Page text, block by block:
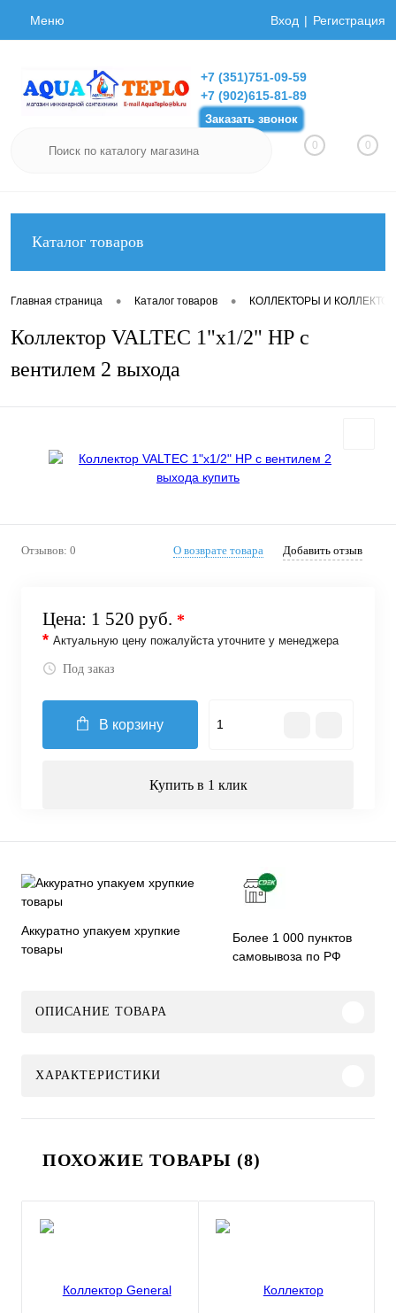
Меню Вход Регистрация
+7 (351)751-09-59
+7 (902)615-81-89
Заказать звонок
0 0
Каталог товаров
Главная страница • Каталог товаров • КОЛЛЕКТОРЫ И
Коллектор VALTEC 1"х1/2" НР с
вентилем 2 выхода
Отзывов: 0 О возврате товара Добавить отзыв
Цена: 1 520 руб. *
* Актуальную цену пожалуйста уточните у менеджера
Под заказ
В корзину
Купить в 1 клик
Аккуратно упакуем хрупкие
товары
Более 1 000 пунктов
самовывоза по РФ
ОПИСАНИЕ ТОВАРА
ХАРАКТЕРИСТИКИ
ПОХОЖИЕ ТОВАРЫ (8)